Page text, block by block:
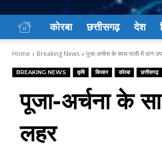
कोरबा छत्तीसगढ़ देश
Home Breaking News पूजा-अर्चना के साथ पाली में धान
BREAKING NEWS कृषि किसान कोरबा छत्तीसगढ़
पूजा-अर्चना के
लहर